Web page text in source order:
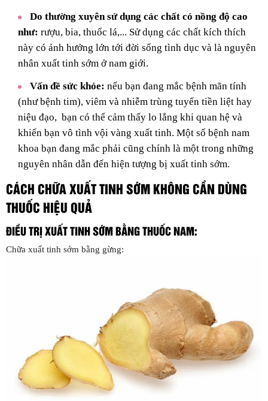
Do thường xuyên sử dụng các chất có nồng độ cao
như: rượu, bia, thuốc lá,... Sử dụng các chất kích thích
này có ảnh hưởng lớn tới đời sống tình dục và là nguyên
nhân xuất tinh sớm ở nam giới.
Vấn đề sức khỏe: nếu bạn đang mắc bệnh mãn tính
(như bệnh tim), viêm và nhiễm trùng tuyến tiền liệt hay
niệu đạo, bạn có thể cảm thấy lo lắng khi quan hệ và
khiến bạn vô tình vội vàng xuất tinh. Một số bệnh nam
khoa bạn đang mắc phải cũng chính là một trong những
nguyên nhân dẫn đến hiện tượng bị xuất tinh sớm.
CÁCH CHỮA XUẤT TINH SỚM KHÔNG CẦN DÙNG
THUỐC HIỆU QUẢ
ĐIỀU TRỊ XUẤT TINH SỚM BẰNG THUỐC NAM:
Chữa xuất tinh sớm bằng gừng: